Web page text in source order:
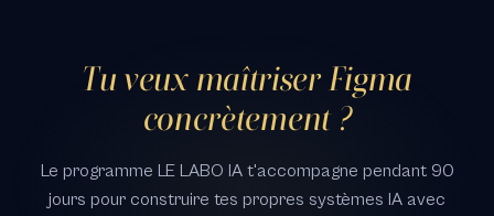
Tu veux maîtriser Figma
concrètement ?
Le programme LE LABO IA t'accompagne pendant 90
jours pour construire tes propres systèmes IA avec